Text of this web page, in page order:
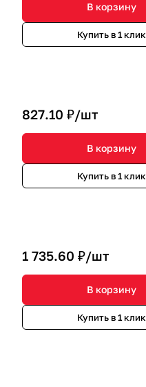
В корзину
Купить в 1 клик
827.10 ₽/шт
В корзину
Купить в 1 клик
1 735.60 ₽/шт
В корзину
Купить в 1 клик